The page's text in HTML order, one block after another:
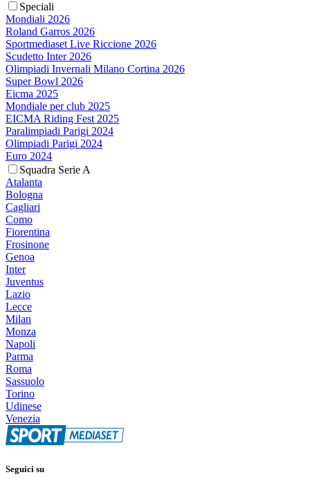
Speciali
Mondiali 2026
Roland Garros 2026
Sportmediaset Live Riccione 2026
Scudetto Inter 2026
Olimpiadi Invernali Milano Cortina 2026
Super Bowl 2026
Eicma 2025
Mondiale per club 2025
EICMA Riding Fest 2025
Paralimpiadi Parigi 2024
Olimpiadi Parigi 2024
Euro 2024
Squadra Serie A
Atalanta
Bologna
Cagliari
Como
Fiorentina
Frosinone
Genoa
Inter
Juventus
Lazio
Lecce
Milan
Monza
Napoli
Parma
Roma
Sassuolo
Torino
Udinese
Venezia
Seguici su